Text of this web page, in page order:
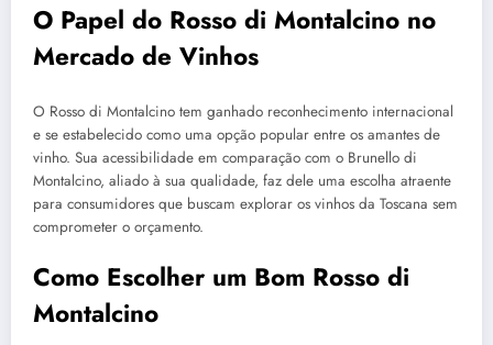
O Papel do Rosso di Montalcino no
Mercado de Vinhos
O Rosso di Montalcino tem ganhado reconhecimento internacional
e se estabelecido como uma opção popular entre os amantes de
vinho. Sua acessibilidade em comparação com o Brunello di
Montalcino, aliado à sua qualidade, faz dele uma escolha atraente
para consumidores que buscam explorar os vinhos da Toscana sem
comprometer o orçamento.
Como Escolher um Bom Rosso di
Montalcino